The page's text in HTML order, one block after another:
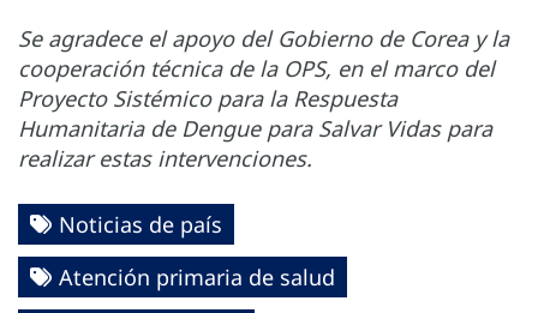
Se agradece el apoyo del Gobierno de Corea y la
cooperación técnica de la OPS, en el marco del
Proyecto Sistémico para la Respuesta
Humanitaria de Dengue para Salvar Vidas para
realizar estas intervenciones.
Noticias de país
Atención primaria de salud